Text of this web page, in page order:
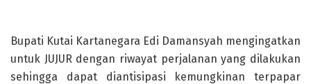
Bupati Kutai Kartanegara Edi Damansyah mengingatkan
untuk JUJUR dengan riwayat perjalanan yang dilakukan
sehingga dapat diantisipasi kemungkinan terpapar